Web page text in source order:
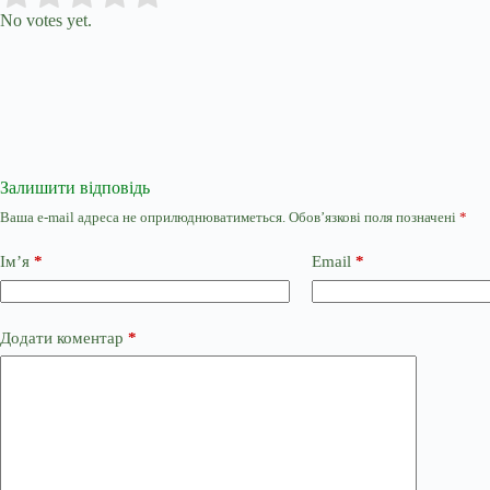
No votes yet.
Залишити відповідь
Ваша e-mail адреса не оприлюднюватиметься. Обов’язкові поля позначені *
Ім’я * Email *
Додати коментар *